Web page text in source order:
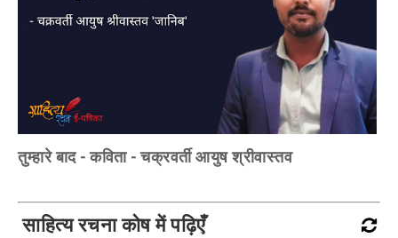
तुम्हारे बाद - कविता - चक्रवर्ती आयुष श्रीवास्तव
साहित्य रचना कोष में पढ़िएँ